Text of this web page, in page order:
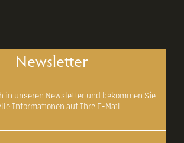
Newsletter
in unseren Newsletter und bekommen Sie
Informationen auf Ihre E-Mail.